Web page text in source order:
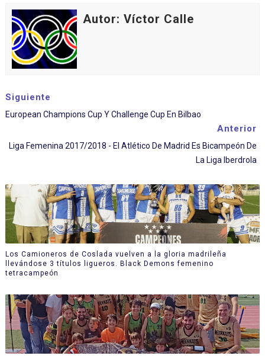
Autor: Víctor Calle
Siguiente
European Champions Cup Y Challenge Cup En Bilbao
Anterior
Liga Femenina 2017/2018 - El Atlético De Madrid Es Bicampeón De
La Liga Iberdrola
Los Camioneros de Coslada vuelven a la gloria madrileña
llevándose 3 títulos ligueros. Black Demons femenino
tetracampeón